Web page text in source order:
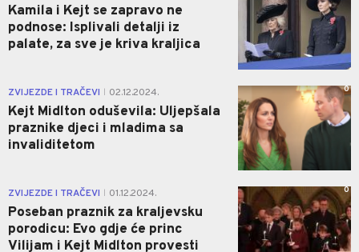
Kamila i Kejt se zapravo ne
podnose: Isplivali detalji iz
palate, za sve je kriva kraljica
ZVIJEZDE I TRAČEVI 02.12.2024.
Kejt Midlton oduševila: Uljepšala
praznike djeci i mladima sa
invaliditetom
0
ZVIJEZDE I TRAČEVI 01.12.2024.
Poseban praznik za kraljevsku
porodicu: Evo gdje će princ
Vilijam i Kejt Midlton provesti
0